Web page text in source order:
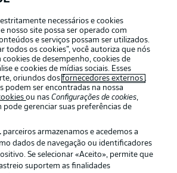
necessários e cookies
nosso site possa ser operado com
e serviços possam ser utilizados.
todos os cookies”, você autoriza que nós
de desempenho, cookies de
e cookies de mídias sociais. Esses
oriundos dosfornecedores externos .
podem ser encontradas na nossa
ou nasConfigurações de cookies,
pode gerenciar suas preferências de
parceiros armazenamos e acedemos a
dados de navegação ou identificadores
Se selecionar «Aceito», permite que
suportem as finalidades